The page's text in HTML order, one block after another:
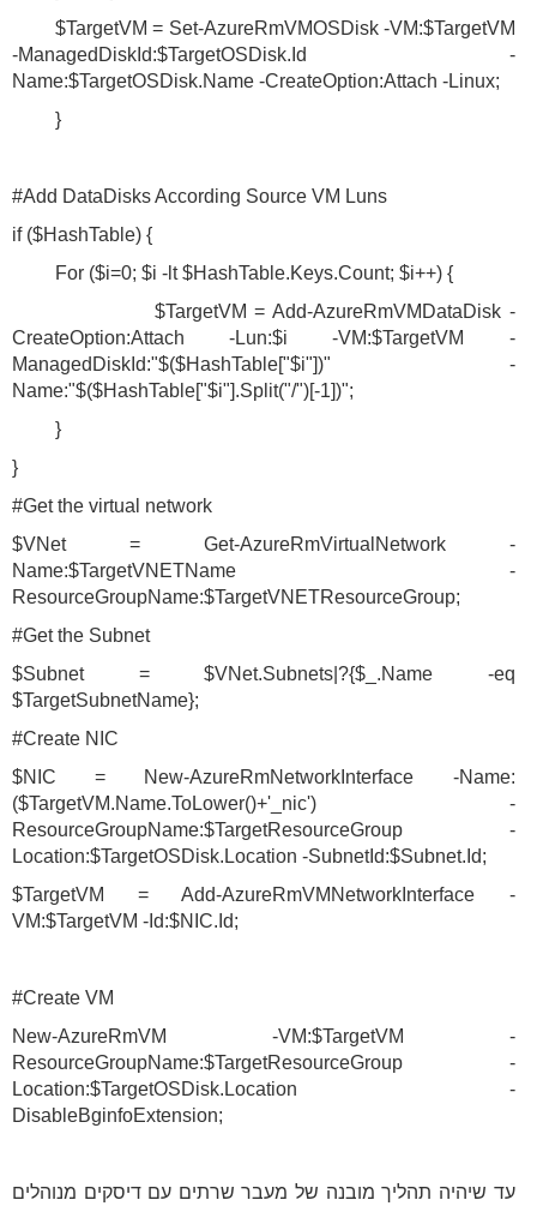
$TargetVM = Set-AzureRmVMOSDisk -VM:$TargetVM
-ManagedDiskId:$TargetOSDisk.Id -
Name:$TargetOSDisk.Name -CreateOption:Attach -Linux;
}
#Add DataDisks According Source VM Luns
if ($HashTable) {
For ($i=0; $i -lt $HashTable.Keys.Count; $i++) {
$TargetVM = Add-AzureRmVMDataDisk -
CreateOption:Attach -Lun:$i -VM:$TargetVM -
ManagedDiskId:"$($HashTable["$i"])" -
Name:"$($HashTable["$i"].Split("/")[-1])";
}
}
#Get the virtual network
$VNet = Get-AzureRmVirtualNetwork -
Name:$TargetVNETName -
ResourceGroupName:$TargetVNETResourceGroup;
#Get the Subnet
$Subnet = $VNet.Subnets|?{$_.Name -eq
$TargetSubnetName};
#Create NIC
$NIC = New-AzureRmNetworkInterface -Name:
($TargetVM.Name.ToLower()+'_nic') -
ResourceGroupName:$TargetResourceGroup -
Location:$TargetOSDisk.Location -SubnetId:$Subnet.Id;
$TargetVM = Add-AzureRmVMNetworkInterface -
VM:$TargetVM -Id:$NIC.Id;
#Create VM
New-AzureRmVM -VM:$TargetVM -
ResourceGroupName:$TargetResourceGroup -
Location:$TargetOSDisk.Location -
DisableBginfoExtension;
עד שיהיה תהליך מובנה של מעבר שרתים עם דיסקים מנוהלים